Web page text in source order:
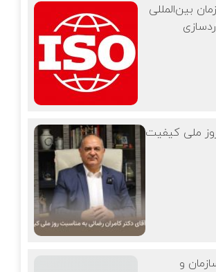
بین‌المللی
ملی کیفیت
و